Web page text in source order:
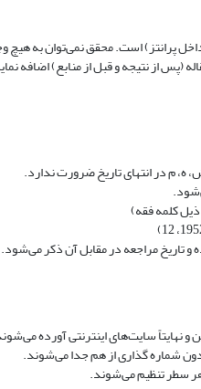
پرانتز) است. محقق نمی‌توان به
(پس از نتیجه و قبل از منابع) اضافه
ه، م در انتهای تاریخ ضرورت ندارد.
کلمه فقه)
مراجعه در مقابل آن ذکر می‌شود.
و نهایتاً سایت‌های اینترنتی آورده
شماره گذاری از هم جدا می‌شوند.
هر سطر تنظیم می‌شوند.